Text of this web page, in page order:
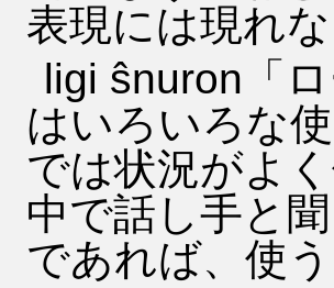
表現には現れ
ligi ŝnuron「
はいろいろな
では状況がよ
中で話し手と
であれば、使